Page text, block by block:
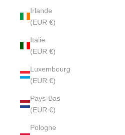
Irlande
(EUR €)
Italie
(EUR €)
Luxembourg
(EUR €)
Pays-Bas
(EUR €)
Pologne